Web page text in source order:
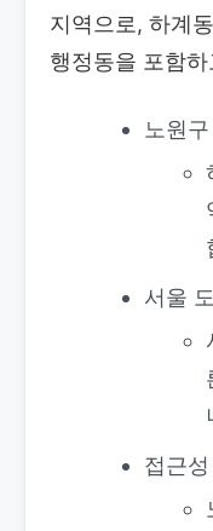
지역으로, 하계
행정동을 포함
노원
서울
접근